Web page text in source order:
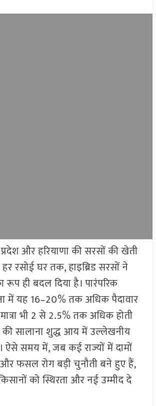
और हरियाणा की सरसों की खेती
रसोई घर तक, हाइब्रिड सरसों ने
ही बदल दिया है। पारंपरिक
में यह 16–20% तक अधिक पैदावार
भी 2 से 2.5% तक अधिक होती
सालाना शुद्ध आय में उल्लेखनीय
ऐसे समय में, जब कई राज्यों में दामों
और फसल रोग बड़ी चुनौती बने हुए हैं,
को स्थिरता और नई उम्मीद दे